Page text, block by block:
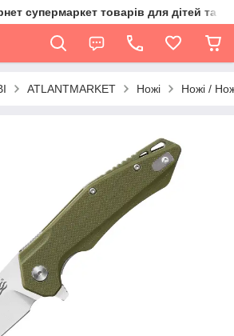
супермаркет товарів для дітей та їх
ATLANTMARKET Ножі Ножі /